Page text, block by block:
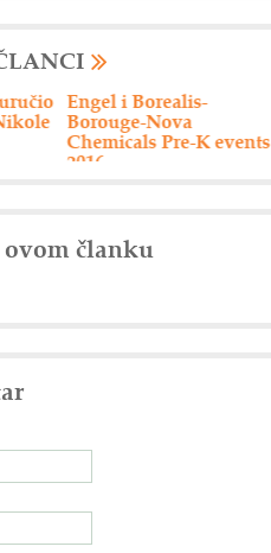
Učešće privatnog sektora
u finansiranju zaštite
životne sredine u Srbiji
članku